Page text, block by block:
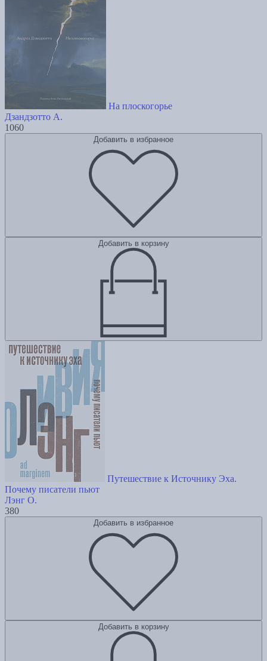
На плоскогорье
Дзандзотто А.
1060
Добавить в избранное
Добавить в корзину
Путешествие к Источнику Эха.
Почему писатели пьют
Лэнг О.
380
Добавить в избранное
Добавить в корзину